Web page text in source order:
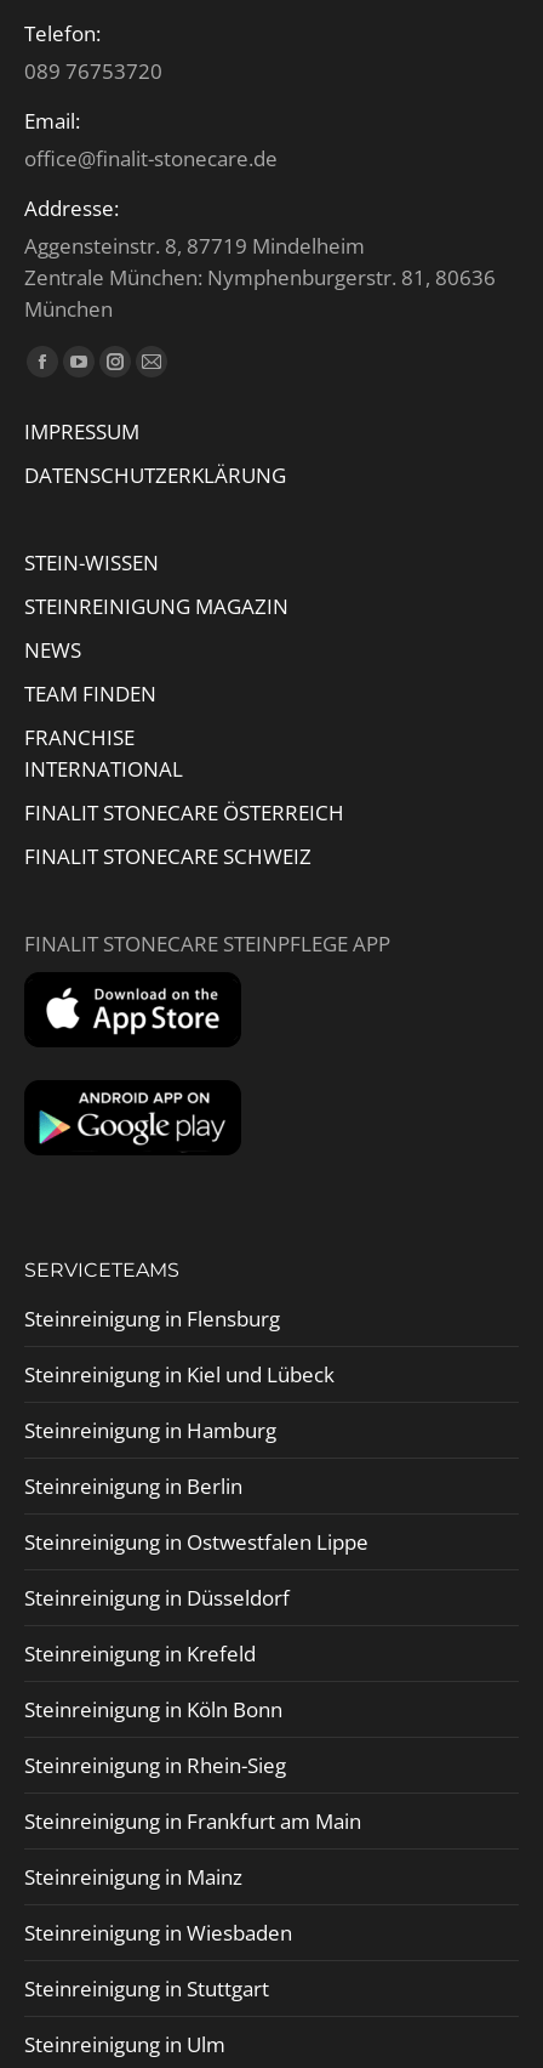
Telefon:
089 76753720
Email:
office@finalit-stonecare.de
Addresse:
Aggensteinstr. 8, 87719 Mindelheim
Zentrale München: Nymphenburgerstr. 81, 80636
München
Finden Sie uns auf:
Facebook
opens
in
YouTube
opens
in
Instagram
opens
in
E-
opens
window
IMPRESSUM
DATENSCHUTZERKLÄRUNG
STEIN-WISSEN
STEINREINIGUNG MAGAZIN
NEWS
TEAM FINDEN
FRANCHISE
INTERNATIONAL
FINALIT STONECARE ÖSTERREICH
FINALIT STONECARE SCHWEIZ
FINALIT STONECARE STEINPFLEGE APP
SERVICETEAMS
Steinreinigung in Flensburg
Steinreinigung in Kiel und Lübeck
Steinreinigung in Hamburg
Steinreinigung in Berlin
Steinreinigung in Ostwestfalen Lippe
Steinreinigung in Düsseldorf
Steinreinigung in Krefeld
Steinreinigung in Köln Bonn
Steinreinigung in Rhein-Sieg
Steinreinigung in Frankfurt am Main
Steinreinigung in Mainz
Steinreinigung in Wiesbaden
Steinreinigung in Stuttgart
Steinreinigung in Ulm